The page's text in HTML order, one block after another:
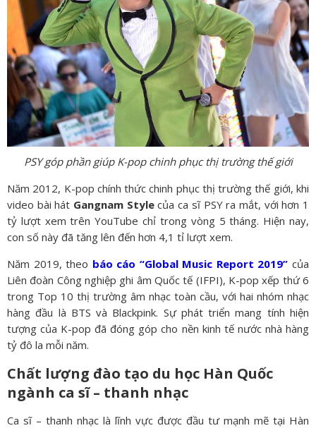
PSY góp phần giúp K-pop chinh phục thị trường thế giới
Năm 2012, K-pop chính thức chinh phục thị trường thế giới, khi
video bài hát Gangnam Stylecủa ca sĩ PSY ra mắt, với hơn 1
tỷ lượt xem trên YouTube chỉ trong vòng 5 tháng. Hiện nay,
con số này đã tăng lên đến hơn 4,1 tỉ lượt xem.
Năm 2019, theo báo cáo “Global Music Report 2019” của
Liên đoàn Công nghiệp ghi âm Quốc tế (IFPI), K-pop xếp thứ 6
trong Top 10 thị trường âm nhạc toàn cầu, với hai nhóm nhạc
hàng đầu là BTS và Blackpink. Sự phát triển mang tính hiện
tượng của K-pop đã đóng góp cho nền kinh tế nước nhà hàng
tỷ đô la mỗi năm.
Chất lượng đào tạo du học Hàn Quốc
ngành ca sĩ – thanh nhạc
Ca sĩ – thanh nhạc là lĩnh vực được đầu tư mạnh mẽ tại Hàn